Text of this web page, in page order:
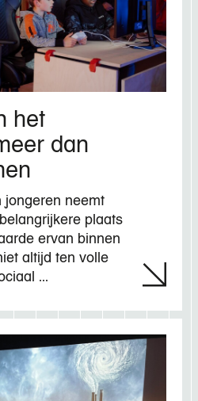
het
dan
jongeren neemt
plaats
ervan binnen
altijd ten volle
...